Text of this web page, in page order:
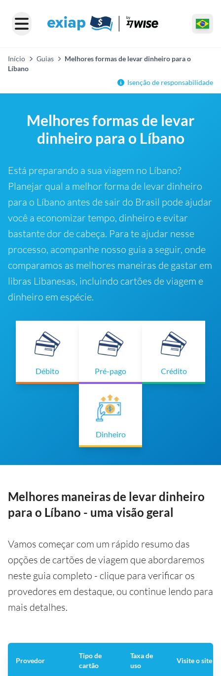
Início Guias
Melhores formas de levar dinheiro para o
Líbano
Isenção de responsabilidade
Melhores formas de levar
dinheiro para o Líbano
Está preparando a sua viagem no Líbano?
Planejar qual a melhor forma de levar dinheiro
para o Líbano antes de sair do Brasil pode ajudar
você a economizar tempo, dinheiro e evitar
bastante dor de cabeça. Para te ajudar nesse
processo, acompanhe nosso guia a seguir, onde
comparamos as melhores maneiras de gastar em
libras Libanesas, incluindo cartões de viagem e
dinheiro em espécie.
Débito Pré-pago Crédito
Dinheiro
Melhores maneiras de levar dinheiro
para o Líbano - uma visão geral
Vamos começar com um rápido resumo das
opções de cartões de viagem que abordaremos
neste guia completo - clique para verificar os
provedores em destaque, ou continue lendo para
mais detalhes.
Provedor
Tipo de
cartão
Taxa de
uso
Visite o site